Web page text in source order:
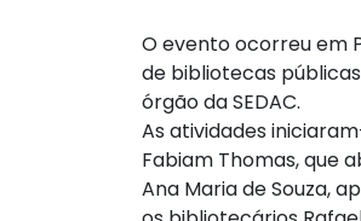
O evento ocorreu em
de bibliotecas
órgão da SEDAC.
As atividades
Fabiam Thomas, que
Ana Maria de Souza,